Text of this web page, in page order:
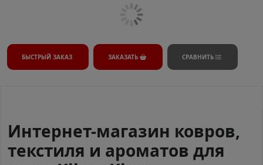
БЫСТРЫЙ ЗАКАЗ ЗАКАЗАТЬ СРАВНИТЬ
Интернет-магазин ковров,
текстиля и ароматов для